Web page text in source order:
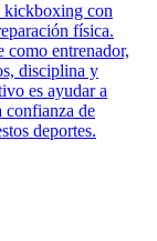
kickboxing con
física.
como entrenador,
disciplina y
es ayudar a
confianza de
deportes.